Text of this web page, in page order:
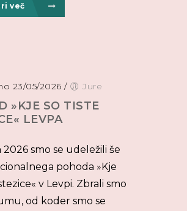
več
23/05/2026 / Jure
»KJE SO TISTE
LEVPA
2026 smo se udeležili še
pohoda »Kje
v Levpi. Zbrali smo
od koder smo se